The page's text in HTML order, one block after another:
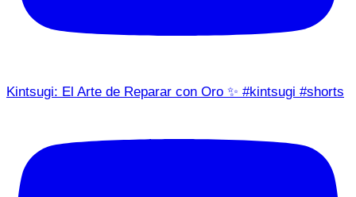
Kintsugi: El Arte de Reparar con Oro ✨ #kintsugi #shorts